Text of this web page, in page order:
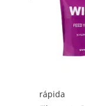
rápida